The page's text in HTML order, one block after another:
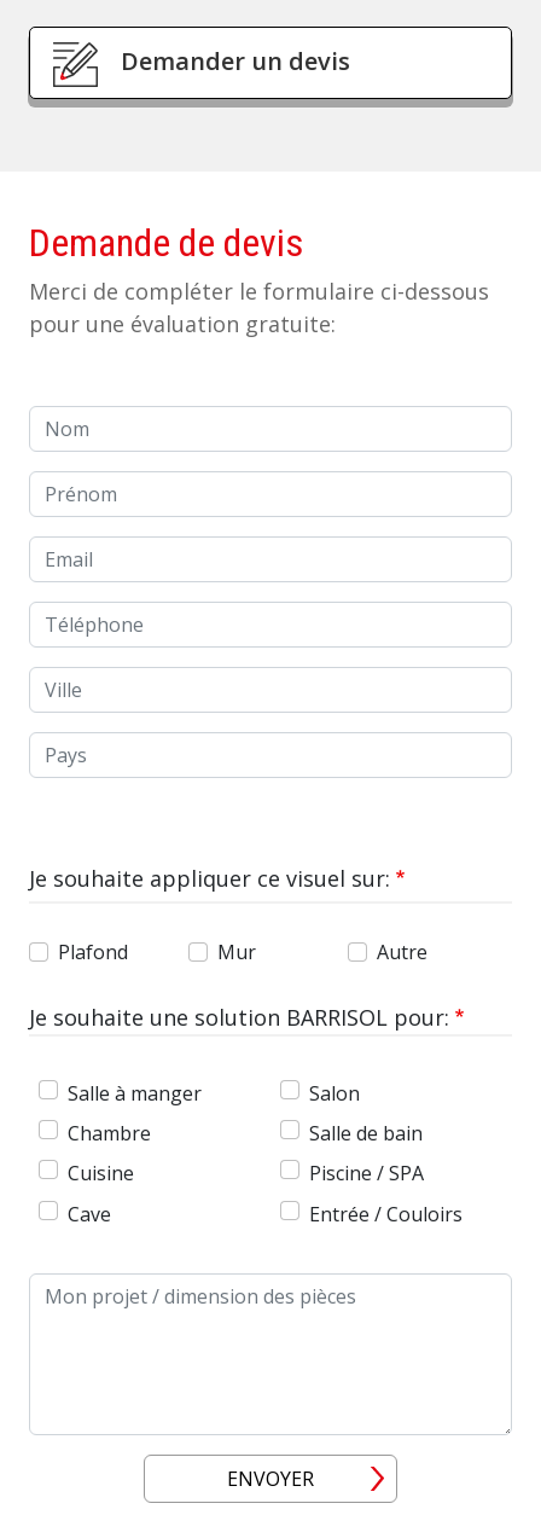
Demander un devis
Demande de devis
Merci de compléter le formulaire ci-dessous
pour une évaluation gratuite:
Nom
Prénom
Email
Téléphone
Ville
Pays
Je souhaite appliquer ce visuel sur:
Plafond Mur Autre
Je souhaite une solution BARRISOL pour:
Salle à manger
Salon
Chambre
Salle de bain
Cuisine
Piscine / SPA
Cave
Entrée / Couloirs
Message
ENVOYER